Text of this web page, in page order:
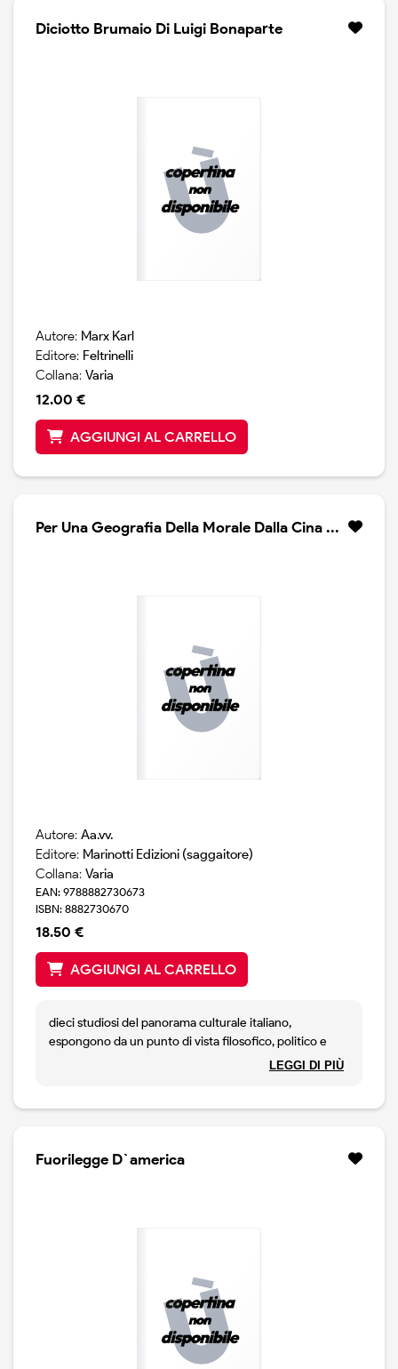
Diciotto Brumaio Di Luigi Bonaparte
Autore: Marx Karl
Editore: Feltrinelli
Collana: Varia
12.00 €
AGGIUNGI AL CARRELLO
Per Una Geografia Della Morale Dalla Cina ...
Autore: Aa.vv.
Editore: Marinotti Edizioni (saggaitore)
Collana: Varia
EAN: 9788882730673
ISBN: 8882730670
18.50 €
AGGIUNGI AL CARRELLO
dieci studiosi del panorama culturale italiano,
espongono da un punto di vista filosofico, politico e
religioso i grandi temi del dibattito odierno: la guerra e
ogni giorno le cronache quotidiane, interrogativi etici
difficili che nei dieci interventi qui proposti emergono
LEGGI DI PIÙ
Fuorilegge D`america